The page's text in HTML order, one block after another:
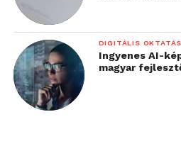
DIGITÁLIS OKTATÁS
Ingyenes AI-
magyar